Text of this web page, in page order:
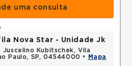
uma consulta
Nova Star - Unidade Jk
Juscelino Kubitschek, Vila
Paulo, SP, 04544000 •
Mapa